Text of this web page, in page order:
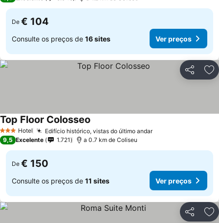
De € 104
Consulte os preços de 16 sites Ver preços
Partilhar
3 EstrelasHotel Edifício histórico, vistas do último andar
Top Floor Colosseo
9,5 Excelente 1.721 a 0.7 km de Coliseu
De € 150
Consulte os preços de 11 sites Ver preços
Partilhar